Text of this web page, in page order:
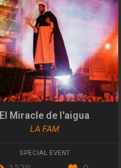
El Miracle de l'aigua
LA FAM
SPECIAL EVENT